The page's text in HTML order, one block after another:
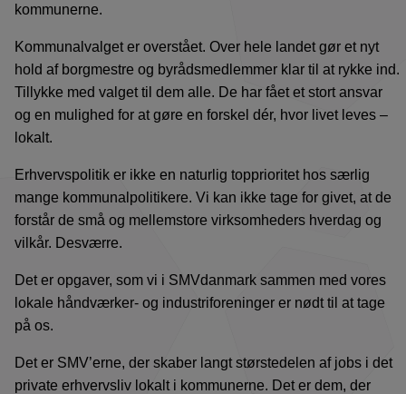
kommunerne.
Kommunalvalget er overstået. Over hele landet gør et nyt
hold af borgmestre og byrådsmedlemmer klar til at rykke ind.
Tillykke med valget til dem alle. De har fået et stort ansvar
og en mulighed for at gøre en forskel dér, hvor livet leves –
lokalt.
Erhvervspolitik er ikke en naturlig topprioritet hos særlig
mange kommunalpolitikere. Vi kan ikke tage for givet, at de
forstår de små og mellemstore virksomheders hverdag og
vilkår. Desværre.
Det er opgaver, som vi i SMVdanmark sammen med vores
lokale håndværker- og industriforeninger er nødt til at tage
på os.
Det er SMV’erne, der skaber langt størstedelen af jobs i det
private erhvervsliv lokalt i kommunerne. Det er dem, der